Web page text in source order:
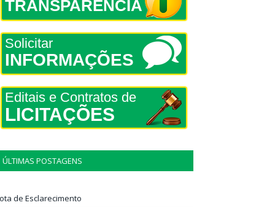
TRANSPARÊNCIA
Solicitar
INFORMAÇÕES
Editais e Contratos de
LICITAÇÕES
ÚLTIMAS POSTAGENS
de Esclarecimento